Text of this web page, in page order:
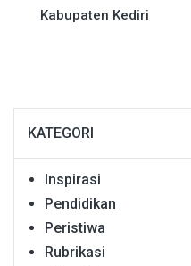
Kabupaten Kediri
KATEGORI
Inspirasi
Pendidikan
Peristiwa
Rubrikasi